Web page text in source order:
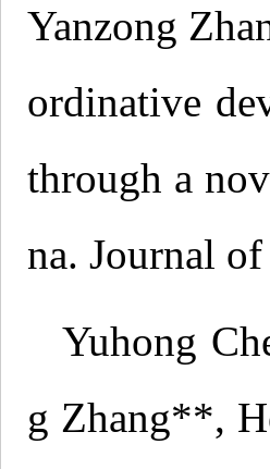
Yanzong
ordinative
through a
na. Journal
Yuhong
g Zhang**,